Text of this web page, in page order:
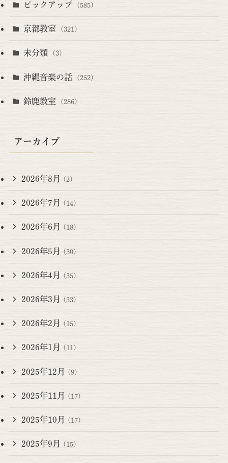
ピックアップ (585)
京都教室 (321)
未分類 (3)
沖縄音楽の話 (252)
鈴鹿教室 (286)
アーカイブ
2026年8月 (2)
2026年7月 (14)
2026年6月 (18)
2026年5月 (30)
2026年4月 (35)
2026年3月 (33)
2026年2月 (15)
2026年1月 (11)
2025年12月 (9)
2025年11月 (17)
2025年10月 (17)
2025年9月 (15)